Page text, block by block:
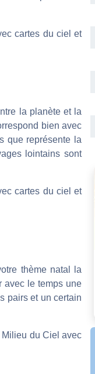
cartes du ciel et
la planète et la
bien avec
que représente la
lointains sont
cartes du ciel et
thème natal la
avec le temps une
pairs et un certain
du Ciel avec